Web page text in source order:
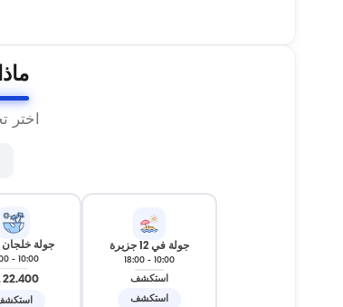
اختر
جولة في 12 جزيرة
10:00
-
18:00
استكشف
استكشف
جولة خلجان
10:00
-
22.400 TL